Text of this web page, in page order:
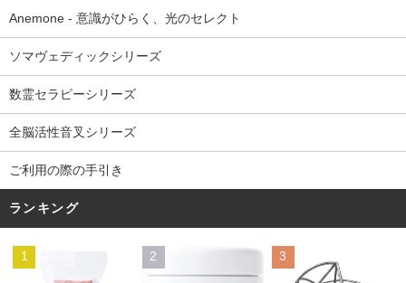
Anemone - 意識がひらく、光のセレクト
ソマヴェディックシリーズ
数霊セラピーシリーズ
全脳活性音叉シリーズ
ご利用の際の手引き
ランキング
1 2 3